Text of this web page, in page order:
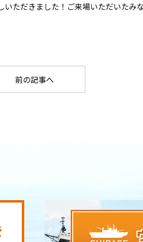
ただきました！ご来場いただいたみ
前の記事へ